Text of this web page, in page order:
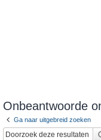
Onbeantwoorde
Ga naar uitgebreid zoeken